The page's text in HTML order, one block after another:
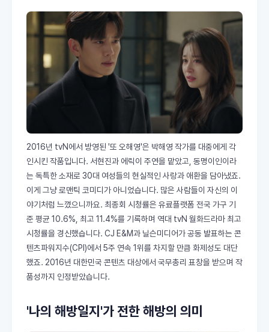
2016년 tvN에서 방영된 '또 오해영'은 박해영 작가를 대중에게 각
인시킨 작품입니다. 서현진과 에릭이 주연을 맡았고, 동명이인이라
는 독특한 소재로 30대 여성들의 현실적인 사랑과 애환을 담아냈죠.
이게 그냥 로맨틱 코미디가 아니었습니다. 많은 사람들이 자신의 이
야기처럼 느꼈으니까요. 최종회 시청률은 유료플랫폼 전국 가구 기
준 평균 10.6%, 최고 11.4%를 기록하며 역대 tvN 월화드라마 최고
시청률을 경신했습니다. CJ E&M과 닐슨미디어가 공동 발표하는 콘
텐츠파워지수(CPI)에서 5주 연속 1위를 차지할 만큼 화제성도 대단
했죠. 2016년 대한민국 콘텐츠 대상에서 국무총리 표창을 받으며 작
품성까지 인정받았습니다.
'나의 해방일지'가 전한 해방의 의미